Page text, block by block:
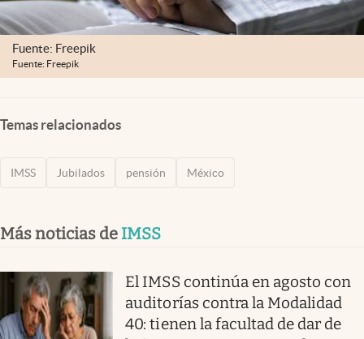
Fuente: Freepik
Fuente: Freepik
Temas relacionados
IMSS Jubilados pensión México
Más noticias de IMSS
El IMSS continúa en agosto con
auditorías contra la Modalidad
40: tienen la facultad de dar de